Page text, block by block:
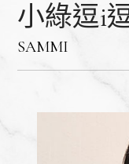
小綠逗i
SAMMI